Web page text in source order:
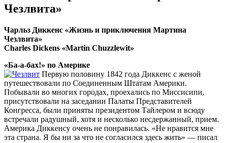
Чезлвита»
Чарльз Диккенс «Жизнь и приключения Мартина
Чезлвита»
Charles Dickens «Martin Chuzzlewit»
«Ба-а-бах!» по Америке
Первую половину 1842 года Диккенс с женой
путешествовали по Соединенным Штатам Америки.
Побывали во многих городах, проехались по Миссисипи,
присутствовали на заседании Палаты Представителей
Конгресса, были приняты президентом Тайлером и всюду
встречали радушный, хотя и несколько несдержанный, прием.
Америка Диккенсу очень не понравилась. «Не нравится мне
эта страна. Я бы ни за что не согласился здесь жить» — писал